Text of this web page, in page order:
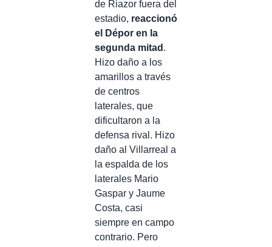
de Riazor fuera del
estadio, reaccionó
el Dépor en la
segunda mitad .
Hizo daño a los
amarillos a través
de centros
laterales, que
dificultaron a la
defensa rival. Hizo
daño al Villarreal a
la espalda de los
laterales Mario
Gaspar y Jaume
Costa, casi
siempre en campo
contrario. Pero